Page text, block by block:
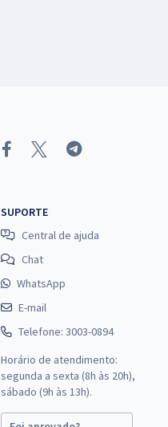
SUPORTE
Central de ajuda
Chat
WhatsApp
E-mail
Telefone: 3003-0894
Horário de atendimento:
segunda a sexta (8h às 20h),
sábado (9h às 13h).